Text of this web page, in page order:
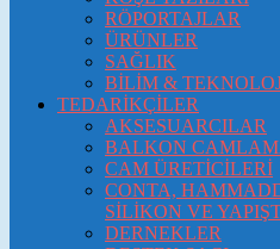
RÖPORTAJLAR
ÜRÜNLER
SAĞLIK
BİLİM &
TEDARİKÇİLER
AKSESUARCILAR
BALKON
CAM ÜRETİCİLERİ
CONTA,
SİLİKON VE
DERNEKLER